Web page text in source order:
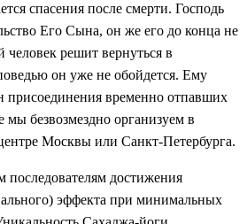
спасения после смерти. Господь
Его Сына, он же его до конца не
решит вернуться в
он уже не обойдется. Ему
присоединения временно отпавших
мы безвозмездно организуем в
Москвы или Санкт-Петербурга.
достижения
эффекта при минимальных